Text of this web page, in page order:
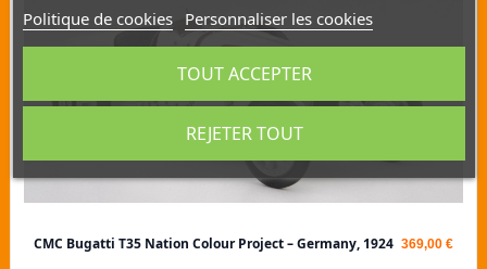
CMC Bugatti T35 Nation Colour Project – Germany, 1924 369,00 €
Politique de cookies Personnaliser les cookies
REJETER TOUT
TOUT ACCEPTER